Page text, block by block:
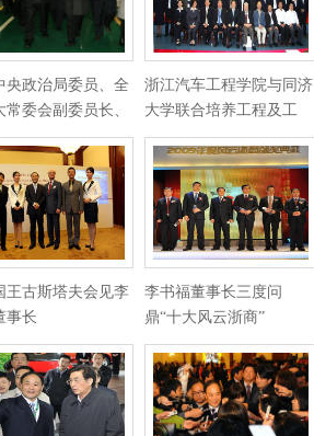
央政治局委员、全
常委会副委员长、
浙江汽车工程学院与同济
大学联合培养工程及工
学…
王古斯塔夫会见李
事长
李书福董事长三度问
鼎“十大风云浙商”